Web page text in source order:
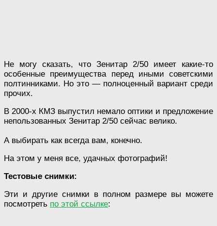
Не могу сказать, что Зенитар 2/50 имеет какие-то
особенные преимущества перед иными советскими
полтинниками. Но это — полноценный вариант среди
прочих.
В 2000-х КМЗ выпустил немало оптики и предложение
непользованных Зенитар 2/50 сейчас велико.
А выбирать как всегда вам, конечно.
На этом у меня все, удачных фотографий!
Тестовые снимки:
Эти и другие снимки в полном размере вы можете
посмотреть по этой ссылке: